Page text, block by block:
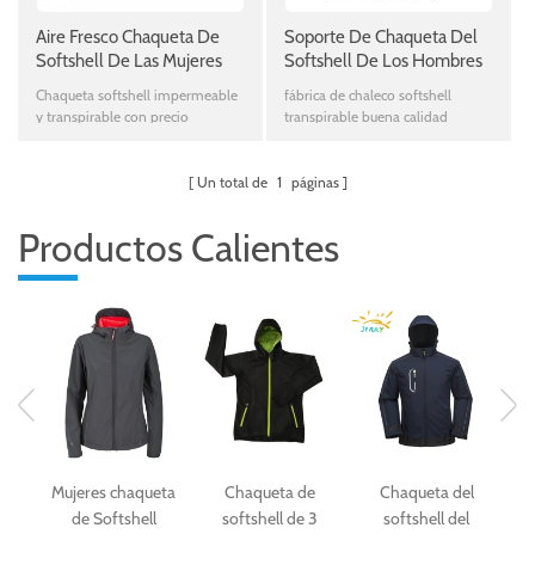
Aire Fresco Chaqueta De
Softshell De Las Mujeres
Sin Capucha
Chaqueta softshell impermeable
y transpirable con precio
Soporte De Chaqueta Del
Softshell De Los Hombres
Del Color De Cuello
Contraste
fábrica de chaleco softshell
transpirable buena calidad
Un total de 1 páginas
Productos Calientes
Mujeres chaqueta
de Softshell
Chaqueta de
softshell de 3
Chaqueta del
softshell del